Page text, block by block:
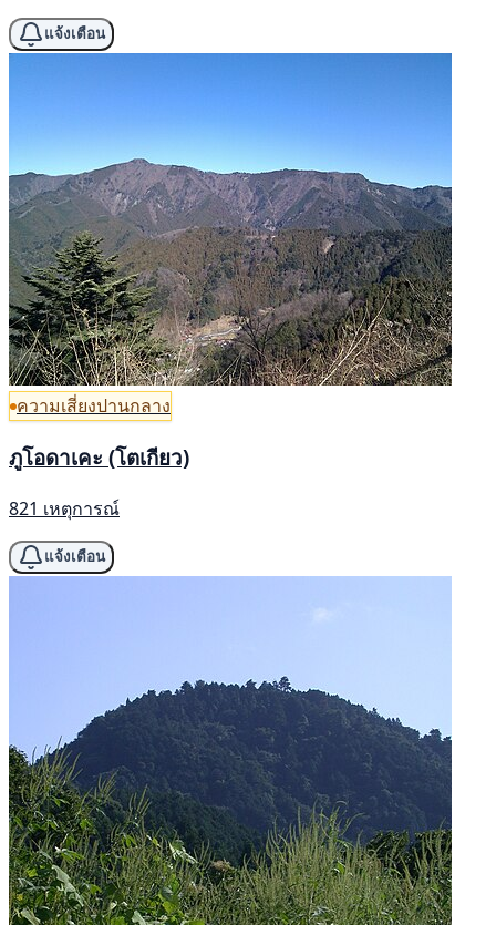
แจ้งเตือน
ความเสี่ยงปานกลาง
ภูโอดาเคะ (โตเกียว)
821 เหตุการณ์
แจ้งเตือน